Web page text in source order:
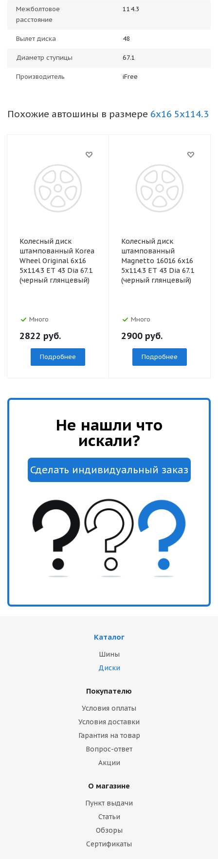
Межболтовое
расстояние
114.3
Вылет диска 48
Диаметр ступицы 67.1
Производитель iFree
Похожие автошины в размере 6x16 5x114.3
Колесный диск
штампованный Korea
Wheel Original 6x16
5x114.3 ET 43 Dia 67.1
(черный глянцевый)
Много
2822 руб.
Подробнее
Колесный диск
штампованный
Magnetto 16016 6x16
5x114.3 ET 43 Dia 67.1
(черный глянцевый)
Много
2900 руб.
Подробнее
Не нашли что
искали?
Каталог
Шины
Диски
Покупателю
Условия оплаты
Условия доставки
Гарантия на товар
Вопрос-ответ
Акции
О магазине
Пункт выдачи
Статьи
Обзоры
Сертификаты